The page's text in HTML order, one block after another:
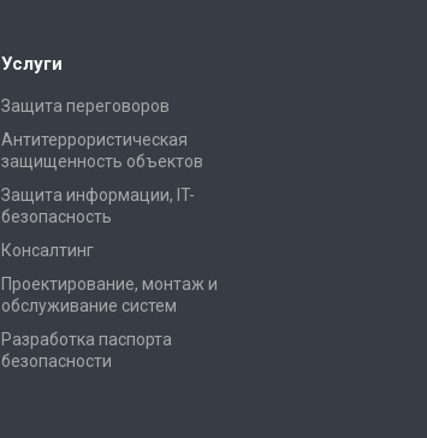
Услуги
Защита переговоров
Антитеррористическая
защищенность объектов
Защита информации, IT-
безопасность
Консалтинг
Проектирование, монтаж и
обслуживание систем
Разработка паспорта
безопасности